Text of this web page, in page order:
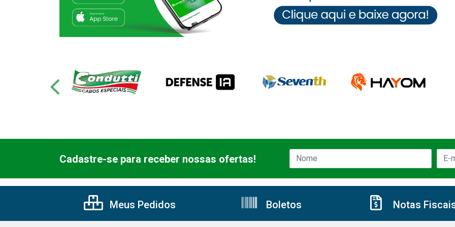
Cadastre-se para receber nossas ofertas!
Meus Pedidos Boletos Notas